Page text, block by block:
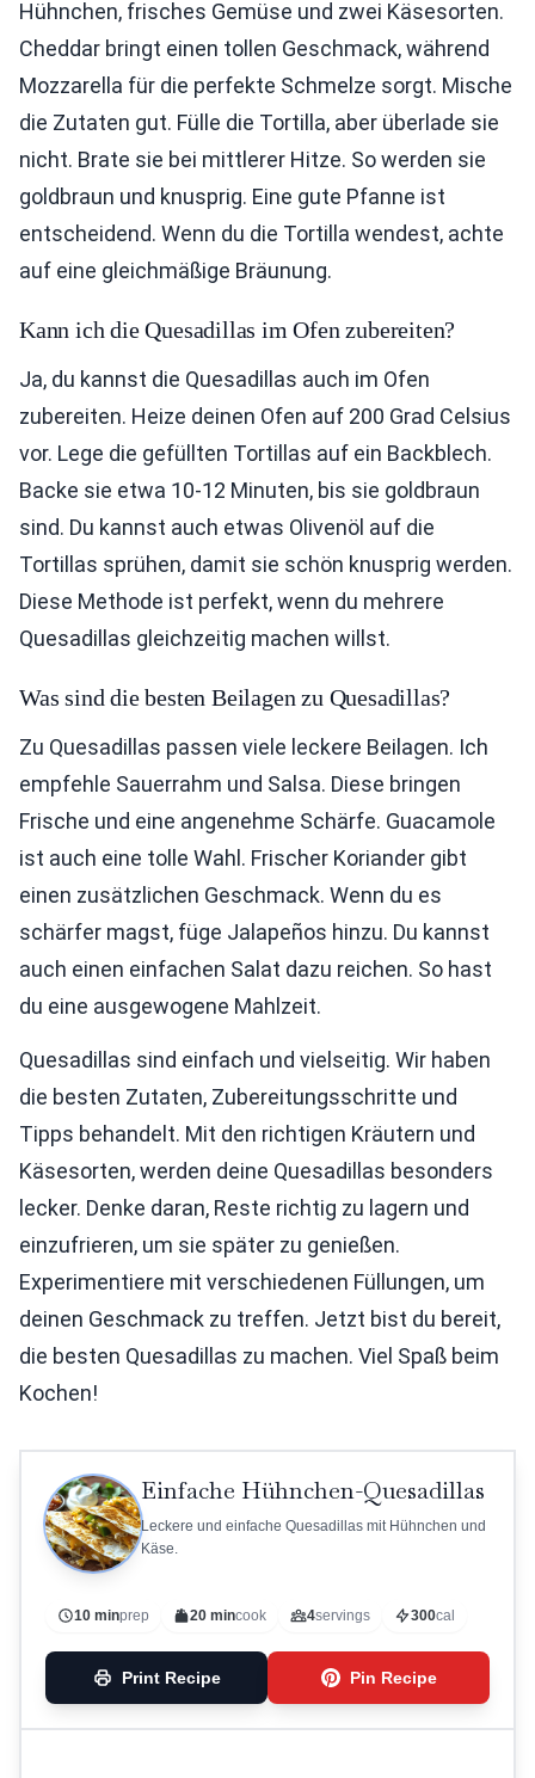
Hühnchen, frisches Gemüse und zwei Käsesorten.
Cheddar bringt einen tollen Geschmack, während
Mozzarella für die perfekte Schmelze sorgt. Mische
die Zutaten gut. Fülle die Tortilla, aber überlade sie
nicht. Brate sie bei mittlerer Hitze. So werden sie
goldbraun und knusprig. Eine gute Pfanne ist
entscheidend. Wenn du die Tortilla wendest, achte
auf eine gleichmäßige Bräunung.
Kann ich die Quesadillas im Ofen zubereiten?
Ja, du kannst die Quesadillas auch im Ofen
zubereiten. Heize deinen Ofen auf 200 Grad Celsius
vor. Lege die gefüllten Tortillas auf ein Backblech.
Backe sie etwa 10-12 Minuten, bis sie goldbraun
sind. Du kannst auch etwas Olivenöl auf die
Tortillas sprühen, damit sie schön knusprig werden.
Diese Methode ist perfekt, wenn du mehrere
Quesadillas gleichzeitig machen willst.
Was sind die besten Beilagen zu Quesadillas?
Zu Quesadillas passen viele leckere Beilagen. Ich
empfehle Sauerrahm und Salsa. Diese bringen
Frische und eine angenehme Schärfe. Guacamole
ist auch eine tolle Wahl. Frischer Koriander gibt
einen zusätzlichen Geschmack. Wenn du es
schärfer magst, füge Jalapeños hinzu. Du kannst
auch einen einfachen Salat dazu reichen. So hast
du eine ausgewogene Mahlzeit.
Quesadillas sind einfach und vielseitig. Wir haben
die besten Zutaten, Zubereitungsschritte und
Tipps behandelt. Mit den richtigen Kräutern und
Käsesorten, werden deine Quesadillas besonders
lecker. Denke daran, Reste richtig zu lagern und
einzufrieren, um sie später zu genießen.
Experimentiere mit verschiedenen Füllungen, um
deinen Geschmack zu treffen. Jetzt bist du bereit,
die besten Quesadillas zu machen. Viel Spaß beim
Kochen!
Einfache Hühnchen-Quesadillas
Leckere und einfache Quesadillas mit Hühnchen und
Käse.
10 minprep 20 mincook 4servings 300cal
Print Recipe Pin Recipe